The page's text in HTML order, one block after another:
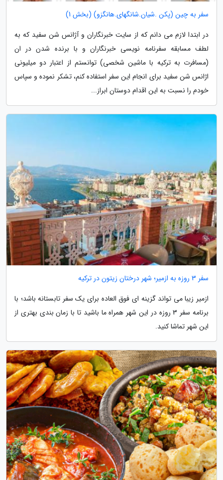
سفر به چین (پکن .شیان.شانگهای.هانگزو) (بخش 1)
در ابتدا لازم می دانم که از سایت خبرنگاران و آژانس شن سفید که به
لطف مسابقه سفرنامه نویسی خبرنگاران و با برنده شدن در ان
(مسافرت به ترکیه با ماشین شخصی) توانستم از اعتبار دو میلیونی
اژانس شن سفید برای انجام این سفر استفاده کنم، تشکر نموده و سپاس
خودم را نسبت به این اقدام دوستان ابراز...
سفر 3 روزه به ازمیر؛ شهر درختان زیتون در ترکیه
ازمیر زیبا می تواند گزینه ای فوق العاده برای یک سفر تابستانه باشد؛ با
برنامه سفر 3 روزه در این شهر همراه ما باشید تا با زمان بندی بهتری از
این شهر تماشا کنید.